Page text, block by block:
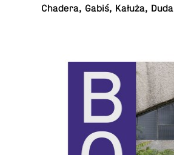
Chadera, Gabiś, Kałuża, Duda